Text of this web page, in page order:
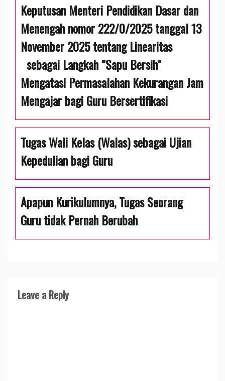
Keputusan Menteri Pendidikan Dasar dan
Menengah nomor 222/0/2025 tanggal 13
November 2025 tentang Linearitas
sebagai Langkah ”Sapu Bersih”
Mengatasi Permasalahan Kekurangan Jam
Mengajar bagi Guru Bersertifikasi
Tugas Wali Kelas (Walas) sebagai Ujian
Kepedulian bagi Guru
Apapun Kurikulumnya, Tugas Seorang
Guru tidak Pernah Berubah
Leave a Reply